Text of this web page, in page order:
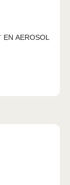
AEROSOL